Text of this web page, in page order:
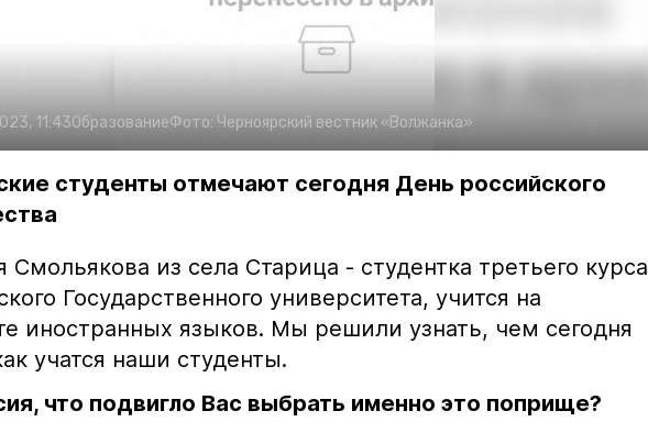
11:43ОбразованиеФото: Черноярский вестник «Волжанка»
студенты отмечают сегодня День российского
Смольякова из села Старица - студентка третьего курса
Государственного университета, учится на
иностранных языков. Мы решили узнать, чем сегодня
учатся наши студенты.
что подвигло Вас выбрать именно это поприще?